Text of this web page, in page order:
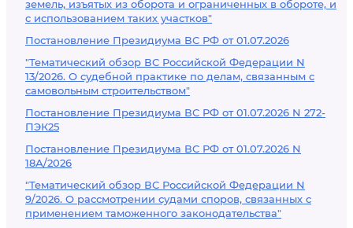
земель, изъятых из оборота и ограниченных в обороте, и
с использованием таких участков"
Постановление Президиума ВС РФ от 01.07.2026
"Тематический обзор ВС Российской Федерации N
13/2026. О судебной практике по делам, связанным с
самовольным строительством"
Постановление Президиума ВС РФ от 01.07.2026 N 272-
ПЭК25
Постановление Президиума ВС РФ от 01.07.2026 N
18А/2026
"Тематический обзор ВС Российской Федерации N
9/2026. О рассмотрении судами споров, связанных с
применением таможенного законодательства"